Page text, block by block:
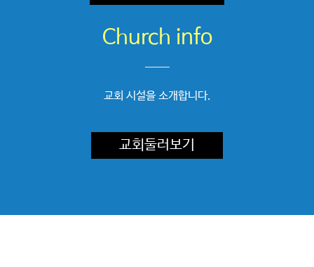
Church info
교회 시설을 소개합니다.
교회둘러보기